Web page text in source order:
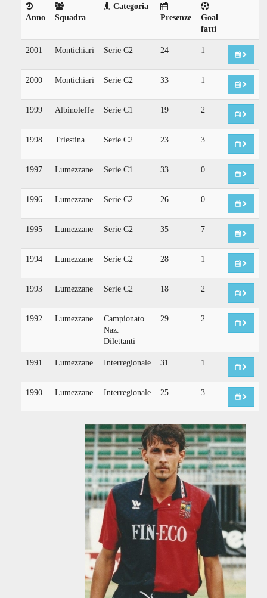
Anno Squadra
Categoria
Presenze
Goal
fatti
2001 Montichiari Serie C2 24 1
2000 Montichiari Serie C2 33 1
1999 Albinoleffe Serie C1 19 2
1998 Triestina Serie C2 23 3
1997 Lumezzane Serie C1 33 0
1996 Lumezzane Serie C2 26 0
1995 Lumezzane Serie C2 35 7
1994 Lumezzane Serie C2 28 1
1993 Lumezzane Serie C2 18 2
1992 Lumezzane
Campionato
Naz.
Dilettanti
29 2
1991 Lumezzane Interregionale 31 1
1990 Lumezzane Interregionale 25 3